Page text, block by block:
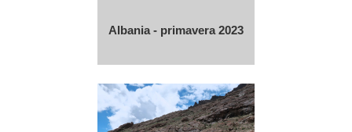
Albania - primavera 2023